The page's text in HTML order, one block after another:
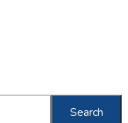
Search